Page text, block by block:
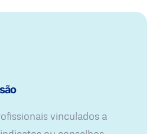
vinculados a